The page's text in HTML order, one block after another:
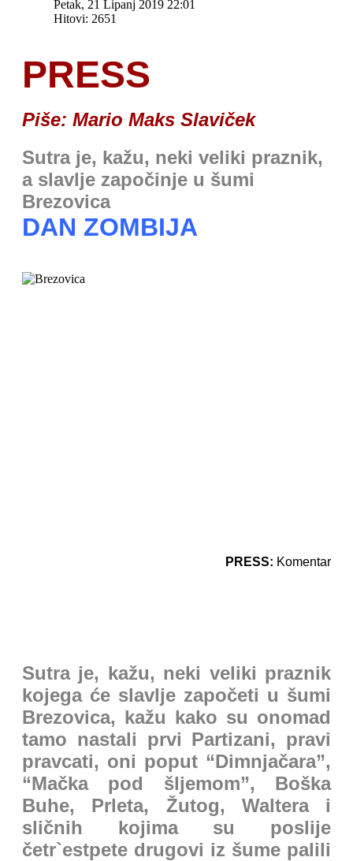
Petak, 21 Lipanj 2019 22:01
Hitovi: 2651
PRESS
Piše: Mario Maks Slaviček
Sutra je, kažu, neki veliki praznik,
a slavlje započinje u šumi
Brezovica
DAN ZOMBIJA
PRESS: Komentar
Sutra je, kažu, neki veliki praznik
kojega će slavlje započeti u šumi
Brezovica, kažu kako su onomad
tamo nastali prvi Partizani, pravi
pravcati, oni poput “Dimnjačara”,
“Mačka pod šljemom”, Boška
Buhe, Prleta, Žutog, Waltera i
sličnih kojima su poslije
četr`estpete drugovi iz šume palili